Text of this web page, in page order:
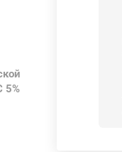
5%